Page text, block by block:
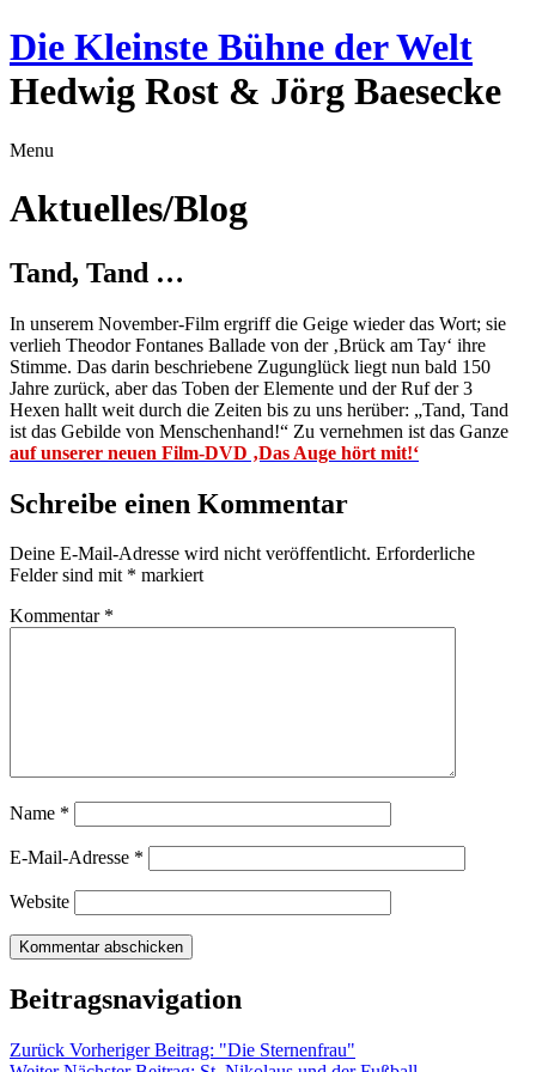
Die Kleinste Bühne der Welt
Hedwig Rost & Jörg Baesecke
Menu
Aktuelles/Blog
Tand, Tand …
In unserem November-Film ergriff die Geige wieder das Wort; sie
verlieh Theodor Fontanes Ballade von der ‚Brück am Tay‘ ihre
Stimme. Das darin beschriebene Zugunglück liegt nun bald 150
Jahre zurück, aber das Toben der Elemente und der Ruf der 3
Hexen hallt weit durch die Zeiten bis zu uns herüber: „Tand, Tand
ist das Gebilde von Menschenhand!“ Zu vernehmen ist das Ganze
auf unserer neuen Film-DVD ‚Das Auge hört mit!‘
Schreibe einen Kommentar
Deine E-Mail-Adresse wird nicht veröffentlicht. Erforderliche
Felder sind mit * markiert
Kommentar *
Name *
E-Mail-Adresse *
Website
Beitragsnavigation
Zurück Vorheriger Beitrag: "Die Sternenfrau"